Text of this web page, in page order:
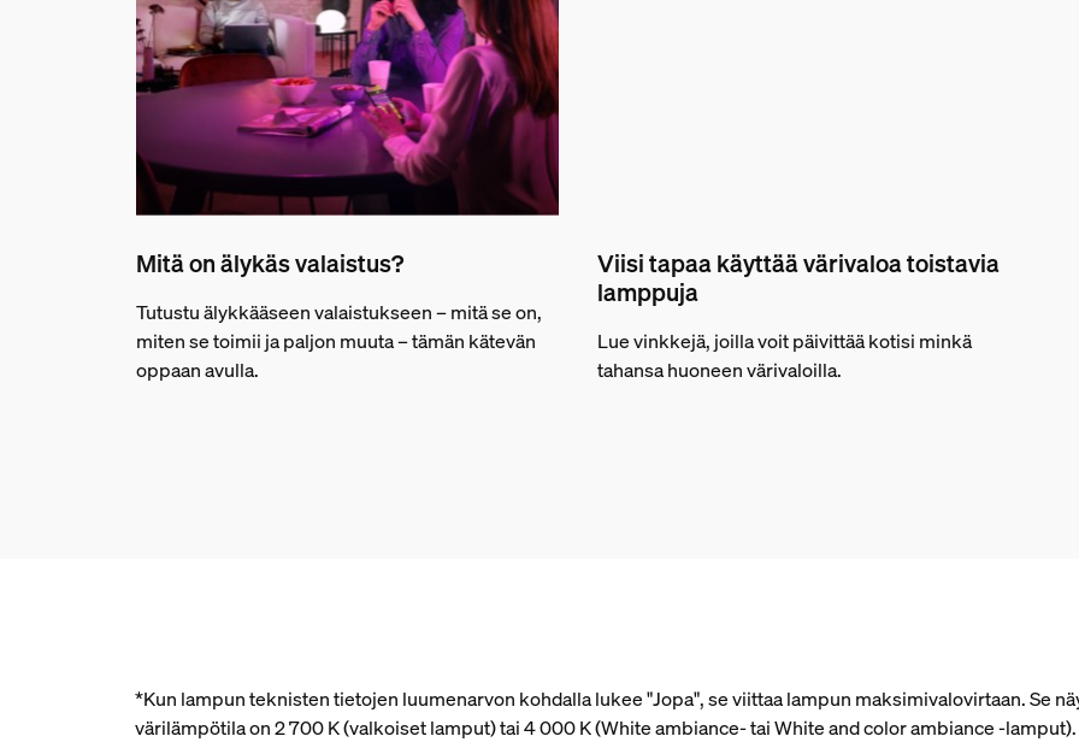
Mitä on älykäs valaistus?
Tutustu älykkääseen valaistukseen – mitä se on,
miten se toimii ja paljon muuta – tämän kätevän
oppaan avulla.
Viisi tapaa käyttää värivaloa toistavia
lamppuja
Lue vinkkejä, joilla voit päivittää kotisi minkä
tahansa huoneen värivaloilla.
*Kun lampun teknisten tietojen luumenarvon kohdalla lukee "Jopa", se viittaa lampun maksimivalovirtaan. Se
värilämpötila on 2 700 K (valkoiset lamput) tai 4 000 K (White ambiance- tai White and color ambiance ‑lamput).